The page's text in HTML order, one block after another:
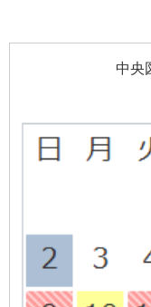
中央